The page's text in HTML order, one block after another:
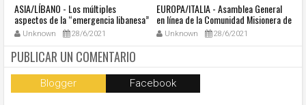
ASIA/LÍBANO - Los múltiples
aspectos de la “emergencia libanesa”
al centro de la cumbre eclesial
convocada por el Papa Francisco
Unknown 28/6/2021
EUROPA/ITALIA - Asamblea General
en línea de la Comunidad Misionera de
Villaregia
Unknown 28/6/2021
PUBLICAR UN COMENTARIO
Blogger Facebook